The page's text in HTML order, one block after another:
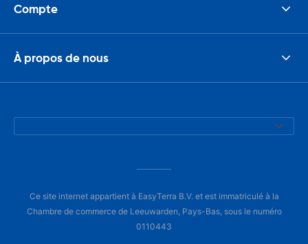
Compte
À propos de nous
Ce site internet appartient à EasyTerra B.V. et est immatriculé à la
Chambre de commerce de Leeuwarden, Pays-Bas, sous le numéro
0110443